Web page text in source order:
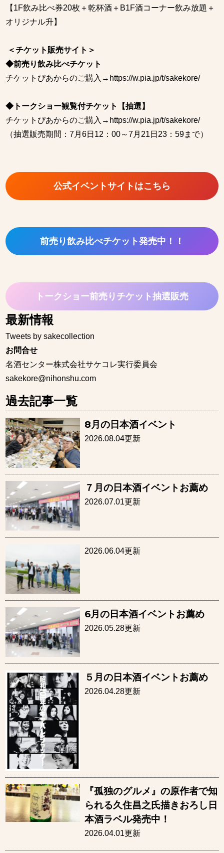
【1F飲み比べ券20枚＋乾杯酒＋B1F酒コーナー飲み放題＋
オリジナル升】
＜チケット販売サイト＞
◆前売り飲み比べチケット
チケットぴあからのご購入→https://w.pia.jp/t/sakekore/
◆トークショー観覧付チケット【抽選】
チケットぴあからのご購入→https://w.pia.jp/t/sakekore/
（抽選販売期間：7月6日12：00～7月21日23：59まで）
公式イベントサイトはこちら
前売り飲み比べチケット発売中！！
トークショー前売りチケット抽選販売
最新情報
Tweets by sakecollection
お問合せ
名酒センター株式会社サケコレ実行委員会
sakekore@nihonshu.com
過去記事一覧
8月の日本酒イベント
2026.08.04更新
７月の日本酒イベントお薦め
2026.07.01更新
2026.06.04更新
6月の日本酒イベントお薦め
2026.05.28更新
５月の日本酒イベントお薦め
2026.04.28更新
『孤独のグルメ』の原作者で知
られる久住昌之氏描きおろし日
本酒ラベル発売中！
2026.04.01更新